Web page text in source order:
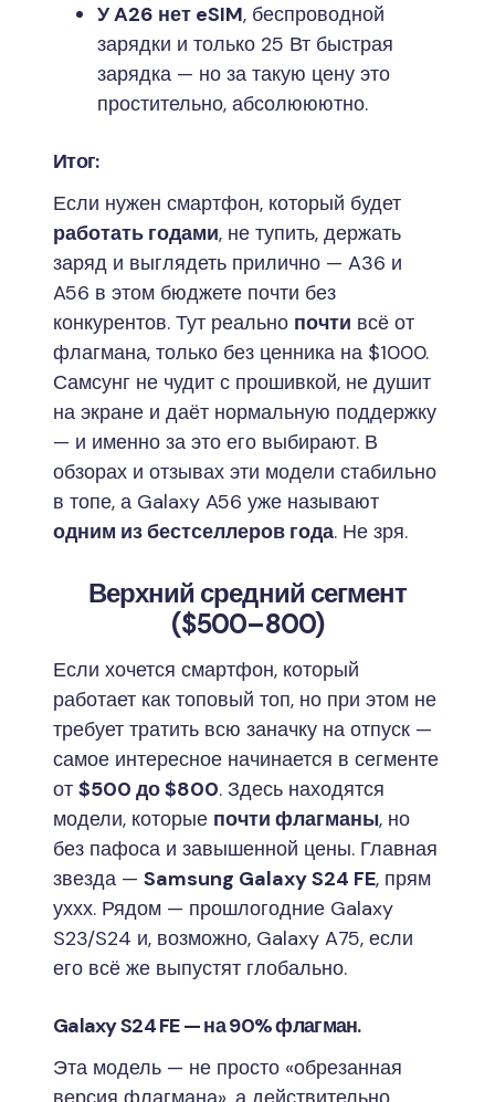
У A26 нет eSIM, беспроводной
зарядки и только 25 Вт быстрая
зарядка — но за такую цену это
простительно, абсолююютно.
Итог:
Если нужен смартфон, который будет
работать годами, не тупить, держать
заряд и выглядеть прилично — A36 и
A56 в этом бюджете почти без
конкурентов. Тут реально почти всё от
флагмана, только без ценника на $1000.
Самсунг не чудит с прошивкой, не душит
на экране и даёт нормальную поддержку
— и именно за это его выбирают. В
обзорах и отзывах эти модели стабильно
в топе, а Galaxy A56 уже называют
одним из бестселлеров года. Не зря.
Верхний средний сегмент
($500–800)
Если хочется смартфон, который
работает как топовый топ, но при этом не
требует тратить всю заначку на отпуск —
самое интересное начинается в сегменте
от $500 до $800. Здесь находятся
модели, которые почти флагманы, но
без пафоса и завышенной цены. Главная
звезда — Samsung Galaxy S24 FE, прям
уххх. Рядом — прошлогодние Galaxy
S23/S24 и, возможно, Galaxy A75, если
его всё же выпустят глобально.
Galaxy S24 FE — на 90% флагман.
Эта модель — не просто «обрезанная